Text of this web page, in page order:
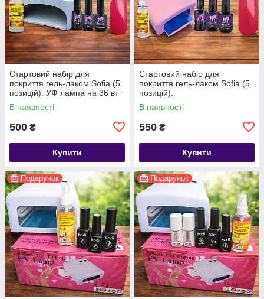
Стартовий набір для
покриття гель-лаком Sofia (5
позицій). УФ лампа на 36 вт
МІНІ на 3 лампочки
В наявності
500 ₴
Купити
Стартовий набір для
покриття гель-лаком Sofia (5
позицій).
В наявності
550 ₴
Купити
Подарунок Подарунок